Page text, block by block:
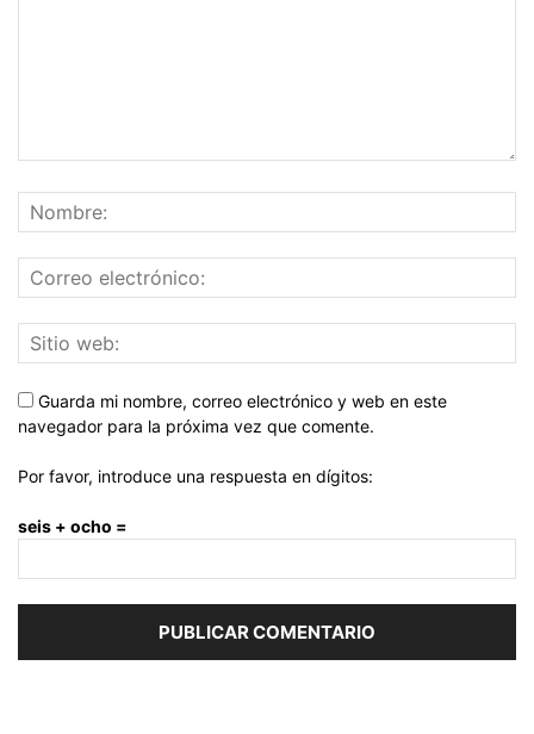
Guarda mi nombre, correo electrónico y web en este
navegador para la próxima vez que comente.
Por favor, introduce una respuesta en dígitos:
seis + ocho =